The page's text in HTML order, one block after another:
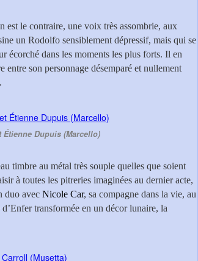
est le contraire, une voix très assombrie, aux
un Rodolfo sensiblement dépressif, mais qui se
écorché dans les moments les plus forts. Il en
entre son personnage désemparé et nullement
Étienne Dupuis (Marcello)
timbre au métal très souple quelles que soient
à toutes les pitreries imaginées au dernier acte,
duo avec Nicole Car, sa compagne dans la vie, au
transformée en un décor lunaire, la